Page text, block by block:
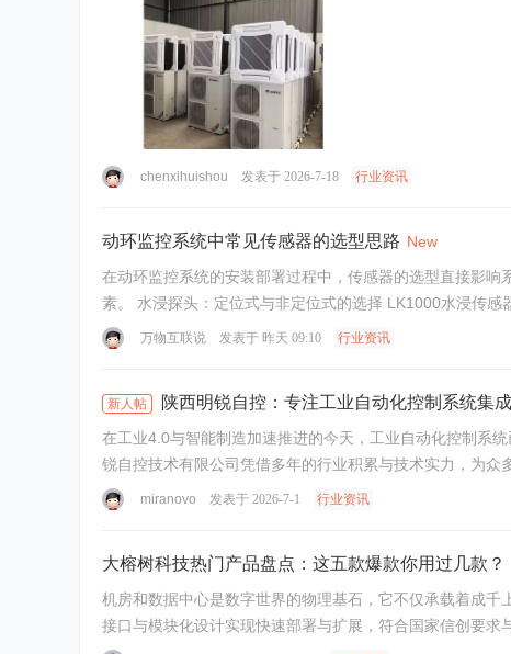
chenxihuishou 发表于 2026-7-18 行业资讯
动环监控系统中常见传感器的选型思路 New
在动环监控系统的安装部署过程中，传感器的选型直接影
素。 水浸探头：定位式与非定位式的选择 LK1000水浸传感
万物互联说 发表于 昨天 09:10 行业资讯
新人帖 陕西明锐自控：专注工业自动化控制系统集
在工业4.0与智能制造加速推进的今天，工业自动化控制系
锐自控技术有限公司凭借多年的行业积累与技术实力，为众
miranovo 发表于 2026-7-1 行业资讯
大榕树科技热门产品盘点：这五款爆款你用过几款？
机房和数据中心是数字世界的物理基石，它不仅承载着成
接口与模块化设计实现快速部署与扩展，符合国家信创要求